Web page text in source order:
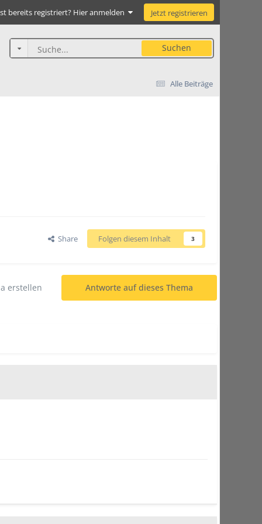
bereits registriert? Hier anmelden Jetzt registrieren
Suchen
Alle Beiträge
Share Folgen diesem Inhalt 3
Antworte auf dieses Thema
erstellen